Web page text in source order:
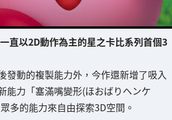
直以2D動作為主的星之卡比系列首個3
發動的複製能力外，今作還新增了吸入
能力「塞滿嘴變形(ほおばりヘンケ
多的能力來自由探索3D空間。